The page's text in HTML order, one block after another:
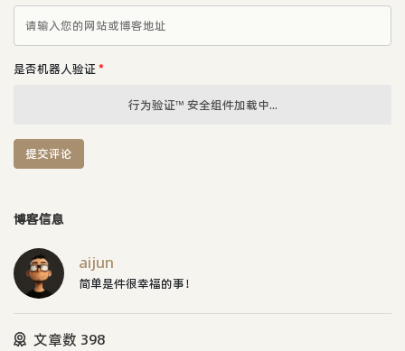
是否机器人验证 *
行为验证™ 安全组件加载中...
提交评论
博客信息
aijun
简单是件很幸福的事！
文章数 398